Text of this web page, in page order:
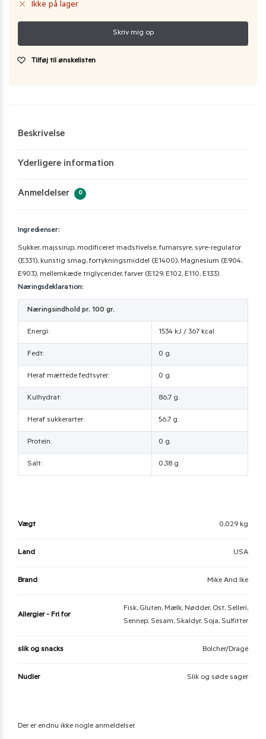
Ikke på lager
Tilføj til ønskelisten
Beskrivelse
Yderligere information
Anmeldelser 0
Ingredienser:
Sukker, majssirup, modificeret madstivelse, fumarsyre, syre-regulator
(E331), kunstig smag, fortykningsmiddel (E1400), Magnesium (E904,
E903), mellemkæde triglycerider, farver (E129, E102, E110, E133).
Næringsdeklaration:
Næringsindhold pr. 100 gr.
Energi: 1534 kJ / 367 kcal
Fedt: 0 g.
Heraf mættede fedtsyrer: 0 g.
Kulhydrat: 86,7 g.
Heraf sukkerarter: 56,7 g.
Protein: 0 g.
Salt: 0,38 g.
Vægt 0,029 kg
Land USA
Brand Mike And Ike
Allergier - Fri for
Fisk, Gluten, Mælk, Nødder, Ost, Selleri,
Sennep, Sesam, Skaldyr, Soja, Sulfitter
slik og snacks Bolcher/Dragé
Nudler Slik og søde sager
Der er endnu ikke nogle anmeldelser.